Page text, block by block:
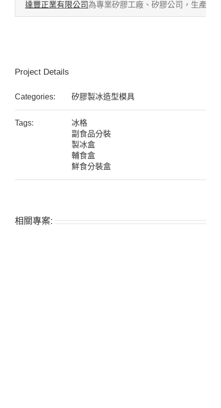
達豐正業有限公司為專業矽膠工廠、矽膠公司，生產各
Project Details
Categories: 矽膠製冰造型模具
Tags:
冰格
副食品分裝
製冰盒
輔食盒
鮮食分裝盒
相關專案: